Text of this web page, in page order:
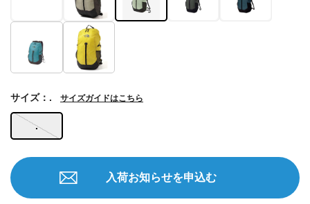
.
サイズ：. サイズガイドはこちら
入荷お知らせを申込む